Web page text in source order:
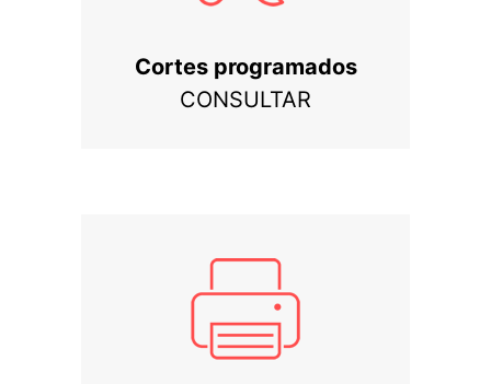
Cortes programados
CONSULTAR